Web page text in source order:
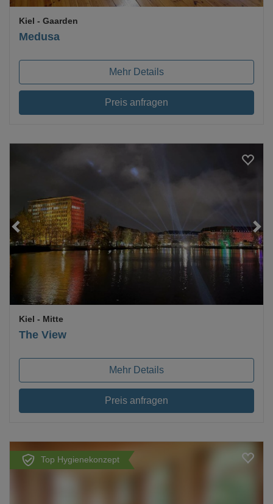
Medusa
Kiel - Gaarden
Mehr Details
Preis anfragen
The View
Kiel - Mitte
Mehr Details
Preis anfragen
Top Hygienekonzept